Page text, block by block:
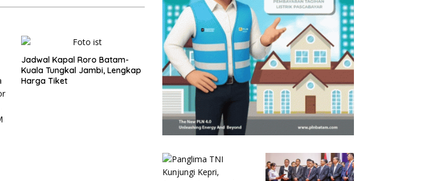
Jadwal Kapal Roro Batam-
Kuala Tungkal Jambi, Lengkap
Harga Tiket